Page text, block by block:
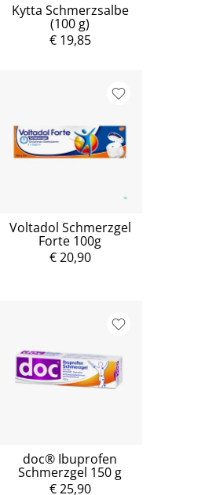
Kytta Schmerzsalbe
(100 g)
€ 19,85
Voltadol Schmerzgel
Forte 100g
€ 20,90
doc® Ibuprofen
Schmerzgel 150 g
€ 25,90